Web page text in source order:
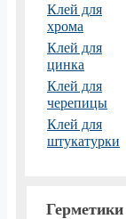
Клей для
хрома
Клей для
цинка
Клей для
черепицы
Клей для
штукатурки
Герметики